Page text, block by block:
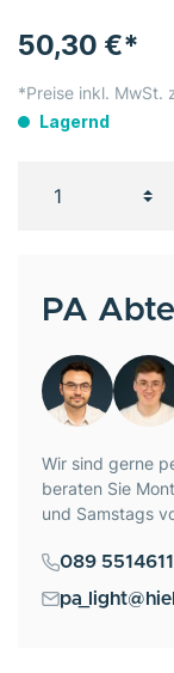
50,30 €*
*Preise inkl. MwSt.
Lagernd
PA
Wir sind gerne
beraten Sie
und Samstags
089